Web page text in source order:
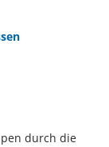
durch die